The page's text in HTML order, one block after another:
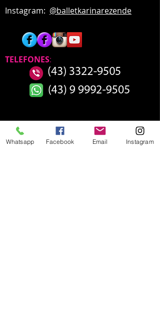
Instagram: @balletkarinarezende
TELEFONES:
Whatsapp Facebook Email Instagram